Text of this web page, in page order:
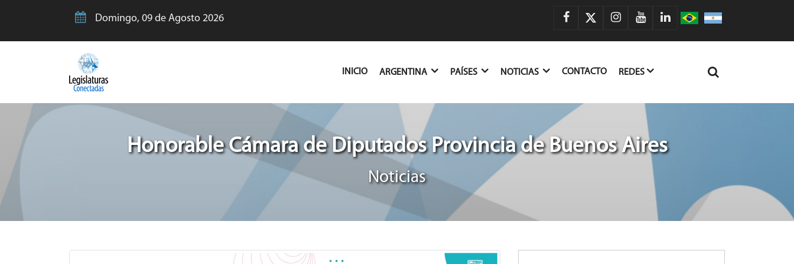
Domingo, 09 de Agosto 2026
INICIO(CURRENT)
ARGENTINA PAÍSES NOTICIAS CONTACTO REDES
Honorable Cámara de Diputados Provincia de Buenos Aires
Noticias